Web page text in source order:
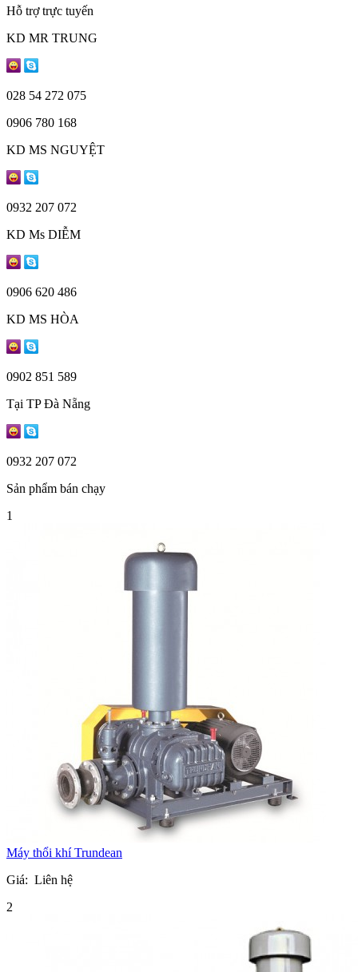
Hỗ trợ trực tuyến
KD MR TRUNG
028 54 272 075
0906 780 168
KD MS NGUYỆT
0932 207 072
KD Ms DIỄM
0906 620 486
KD MS HÒA
0902 851 589
Tại TP Đà Nẵng
0932 207 072
Sản phẩm bán chạy
1
Máy thổi khí Trundean
Giá: Liên hệ
2